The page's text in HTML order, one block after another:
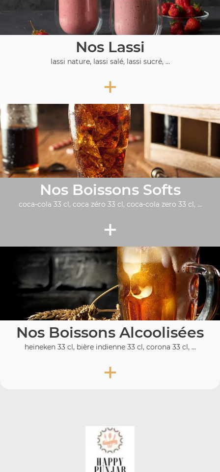
Nos Lassi
lassi nature, lassi salé, lassi sucré, ...
+
Nos Boissons Softs
coca-cola 33 cl, coca zéro 33 cl, coca-cola zero 33 cl, ...
+
Nos Boissons Alcoolisées
heineken 33 cl, bière indienne 33 cl, corona 33 cl, ...
+